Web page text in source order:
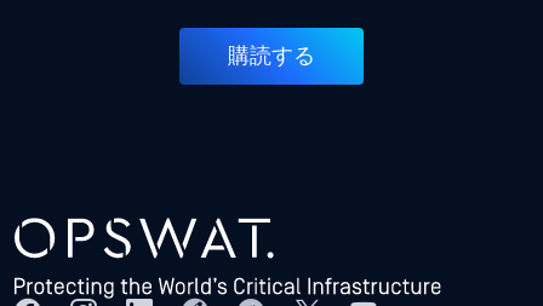
購読する